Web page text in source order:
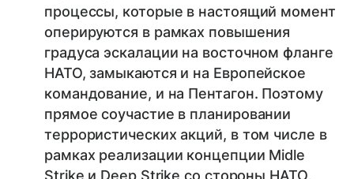
процессы, которые в настоящий момент
оперируются в рамках повышения
градуса эскалации на восточном фланге
НАТО, замыкаются и на Европейское
командование, и на Пентагон. Поэтому
прямое соучастие в планировании
террористических акций, в том числе в
рамках реализации концепции Midle
Strike и Deep Strike со стороны НАТО,